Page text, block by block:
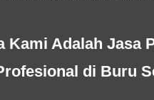
Kami Adalah Jasa
di Buru